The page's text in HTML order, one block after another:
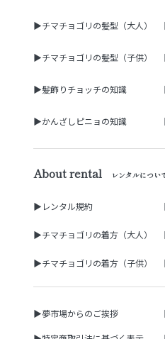
▶チマチョゴリの髪型（大人）
▶チマチョゴリの髪型（子供）
▶髪飾りチョッチの知識
▶かんざしピニョの知識
About rental レンタルについ
▶レンタル規約
▶チマチョゴリの着方（大人）
▶チマチョゴリの着方（子供）
▶夢市場からのご挨拶